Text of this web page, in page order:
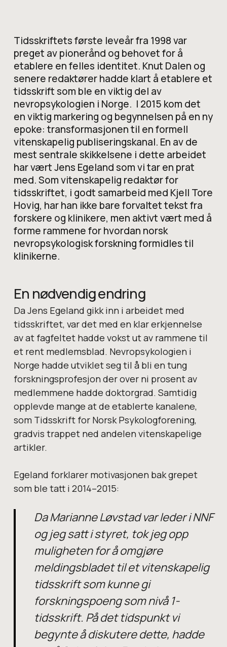
Tidsskriftets første leveår fra 1998 var
preget av pionerånd og behovet for å
etablere en felles identitet. Knut Dalen og
senere redaktører hadde klart å etablere et
tidsskrift som ble en viktig del av
nevropsykologien i Norge. I 2015 kom det
en viktig markering og begynnelsen på en ny
epoke: transformasjonen til en formell
vitenskapelig publiseringskanal. En av de
mest sentrale skikkelsene i dette arbeidet
har vært Jens Egeland som vi tar en prat
med. Som vitenskapelig redaktør for
tidsskriftet, i godt samarbeid med Kjell Tore
Hovig, har han ikke bare forvaltet tekst fra
forskere og klinikere, men aktivt vært med å
forme rammene for hvordan norsk
nevropsykologisk forskning formidles til
klinikerne.
En nødvendig endring
Da Jens Egeland gikk inn i arbeidet med
tidsskriftet, var det med en klar erkjennelse
av at fagfeltet hadde vokst ut av rammene til
et rent medlemsblad. Nevropsykologien i
Norge hadde utviklet seg til å bli en tung
forskningsprofesjon der over ni prosent av
medlemmene hadde doktorgrad. Samtidig
opplevde mange at de etablerte kanalene,
som Tidsskrift for Norsk Psykologforening,
gradvis trappet ned andelen vitenskapelige
artikler.
Egeland forklarer motivasjonen bak grepet
som ble tatt i 2014–2015:
Da Marianne Løvstad var leder i NNF
og jeg satt i styret, tok jeg opp
muligheten for å omgjøre
meldingsbladet til et vitenskapelig
tidsskrift som kunne gi
forskningspoeng som nivå 1-
tidsskrift. På det tidspunkt vi
begynte å diskutere dette, hadde